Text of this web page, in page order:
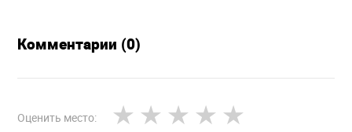
Комментарии (0)
Оценить место: